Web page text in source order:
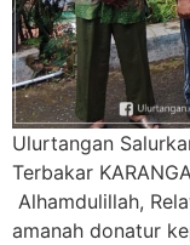
Ulurtangan
Terbakar
Alhamdulillah,
amanah donatur